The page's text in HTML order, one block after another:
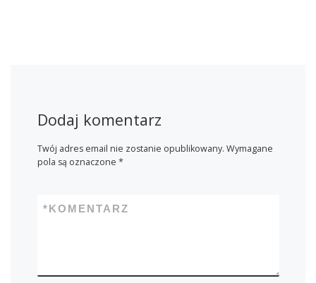
Dodaj komentarz
Twój adres email nie zostanie opublikowany. Wymagane
pola są oznaczone *
KOMENTARZ
*